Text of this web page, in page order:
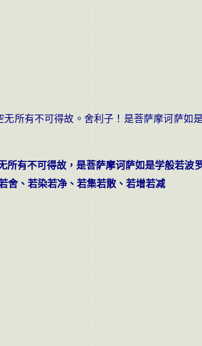
所有不可得故。舍利子！是菩萨摩诃萨如
有不可得故，是菩萨摩诃萨如是学般若波
舍、若染若净、若集若散、若增若减